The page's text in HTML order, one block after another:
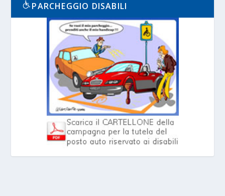
PARCHEGGIO DISABILI